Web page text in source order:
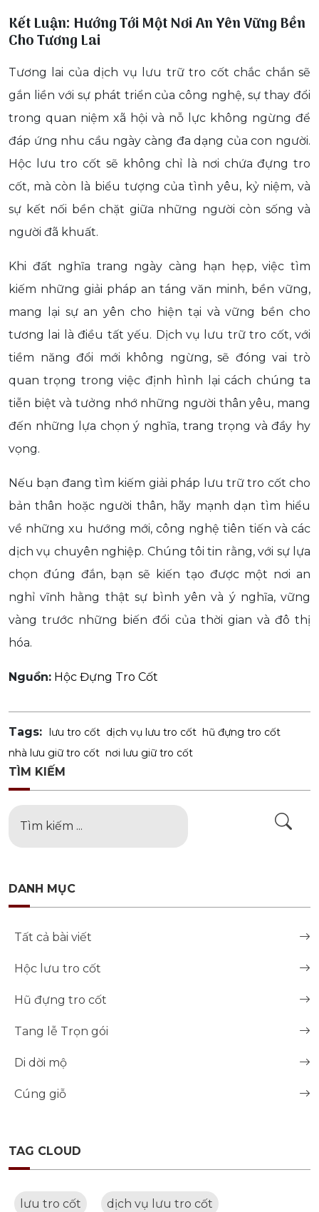
Kết Luận: Hướng Tới Một Nơi An Yên Vững Bền
Cho Tương Lai
Tương lai của dịch vụ lưu trữ tro cốt chắc chắn sẽ
gắn liền với sự phát triển của công nghệ, sự thay đổi
trong quan niệm xã hội và nỗ lực không ngừng để
đáp ứng nhu cầu ngày càng đa dạng của con người.
Hộc lưu tro cốt sẽ không chỉ là nơi chứa đựng tro
cốt, mà còn là biểu tượng của tình yêu, kỷ niệm, và
sự kết nối bền chặt giữa những người còn sống và
người đã khuất.
Khi đất nghĩa trang ngày càng hạn hẹp, việc tìm
kiếm những giải pháp an táng văn minh, bền vững,
mang lại sự an yên cho hiện tại và vững bền cho
tương lai là điều tất yếu. Dịch vụ lưu trữ tro cốt, với
tiềm năng đổi mới không ngừng, sẽ đóng vai trò
quan trọng trong việc định hình lại cách chúng ta
tiễn biệt và tưởng nhớ những người thân yêu, mang
đến những lựa chọn ý nghĩa, trang trọng và đầy hy
vọng.
Nếu bạn đang tìm kiếm giải pháp lưu trữ tro cốt cho
bản thân hoặc người thân, hãy mạnh dạn tìm hiểu
về những xu hướng mới, công nghệ tiên tiến và các
dịch vụ chuyên nghiệp. Chúng tôi tin rằng, với sự lựa
chọn đúng đắn, bạn sẽ kiến tạo được một nơi an
nghỉ vĩnh hằng thật sự bình yên và ý nghĩa, vững
vàng trước những biến đổi của thời gian và đô thị
hóa.
Nguồn: Hộc Đựng Tro Cốt
Tags: lưu tro cốt dịch vụ lưu tro cốt hũ đựng tro cốt
nhà lưu giữ tro cốt nơi lưu giữ tro cốt
TÌM KIẾM
DANH MỤC
Tất cả bài viết
Hộc lưu tro cốt
Hũ đựng tro cốt
Tang lễ Trọn gói
Di dời mộ
Cúng giỗ
TAG CLOUD
lưu tro cốt dịch vụ lưu tro cốt